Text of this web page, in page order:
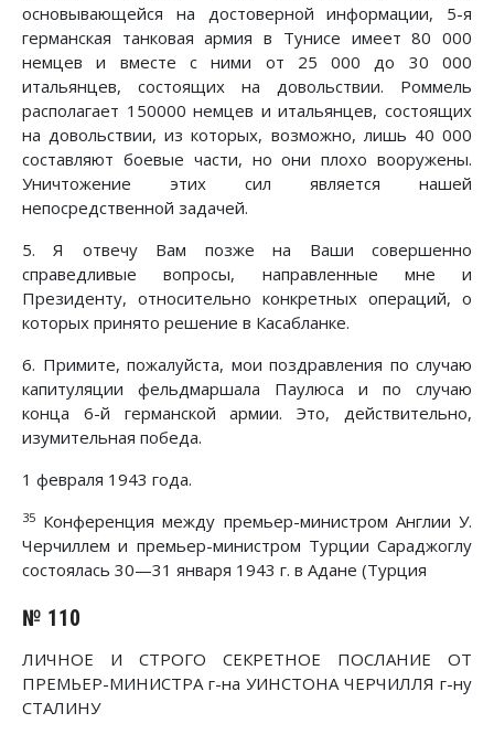
основывающейся на достоверной информации, 5-я
германская танковая армия в Тунисе имеет 80 000
немцев и вместе с ними от 25 000 до 30 000
итальянцев, состоящих на довольствии. Роммель
располагает 150000 немцев и итальянцев, состоящих
на довольствии, из которых, возможно, лишь 40 000
составляют боевые части, но они плохо вооружены.
Уничтожение этих сил является нашей
непосредственной задачей.
5. Я отвечу Вам позже на Ваши совершенно
справедливые вопросы, направленные мне и
Президенту, относительно конкретных операций, о
которых принято решение в Касабланке.
6. Примите, пожалуйста, мои поздравления по случаю
капитуляции фельдмаршала Паулюса и по случаю
конца 6-й германской армии. Это, действительно,
изумительная победа.
1 февраля 1943 года.
35 Конференция между премьер-министром Англии У.
Черчиллем и премьер-министром Турции Сараджоглу
состоялась 30—31 января 1943 г. в Адане (Турция
№ 110
ЛИЧНОЕ И СТРОГО СЕКРЕТНОЕ ПОСЛАНИЕ ОТ
ПРЕМЬЕР-МИНИСТРА г-на УИНСТОНА ЧЕРЧИЛЛЯ г-ну
СТАЛИНУ